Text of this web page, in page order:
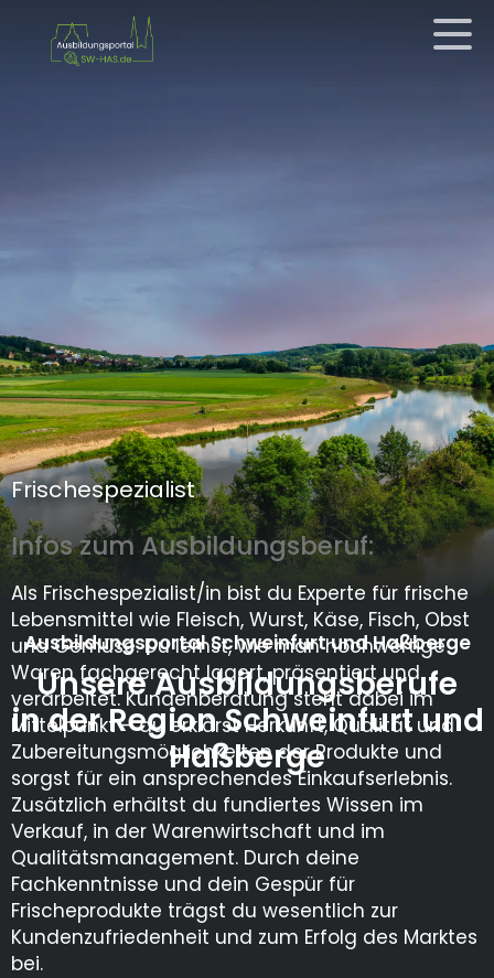
Ausbildungsportal Schweinfurt und Haßberge
Unsere Ausbildungsberufe
in der Region Schweinfurt und
Haßberge
Frischespezialist
Infos zum Ausbildungsberuf:
Als Frischespezialist/in bist du Experte für frische
Lebensmittel wie Fleisch, Wurst, Käse, Fisch, Obst
und Gemüse. Du lernst, wie man hochwertige
Waren fachgerecht lagert, präsentiert und
verarbeitet. Kundenberatung steht dabei im
Mittelpunkt – du erklärst Herkunft, Qualität und
Zubereitungsmöglichkeiten der Produkte und
sorgst für ein ansprechendes Einkaufserlebnis.
Zusätzlich erhältst du fundiertes Wissen im
Verkauf, in der Warenwirtschaft und im
Qualitätsmanagement. Durch deine
Fachkenntnisse und dein Gespür für
Frischeprodukte trägst du wesentlich zur
Kundenzufriedenheit und zum Erfolg des Marktes
bei.